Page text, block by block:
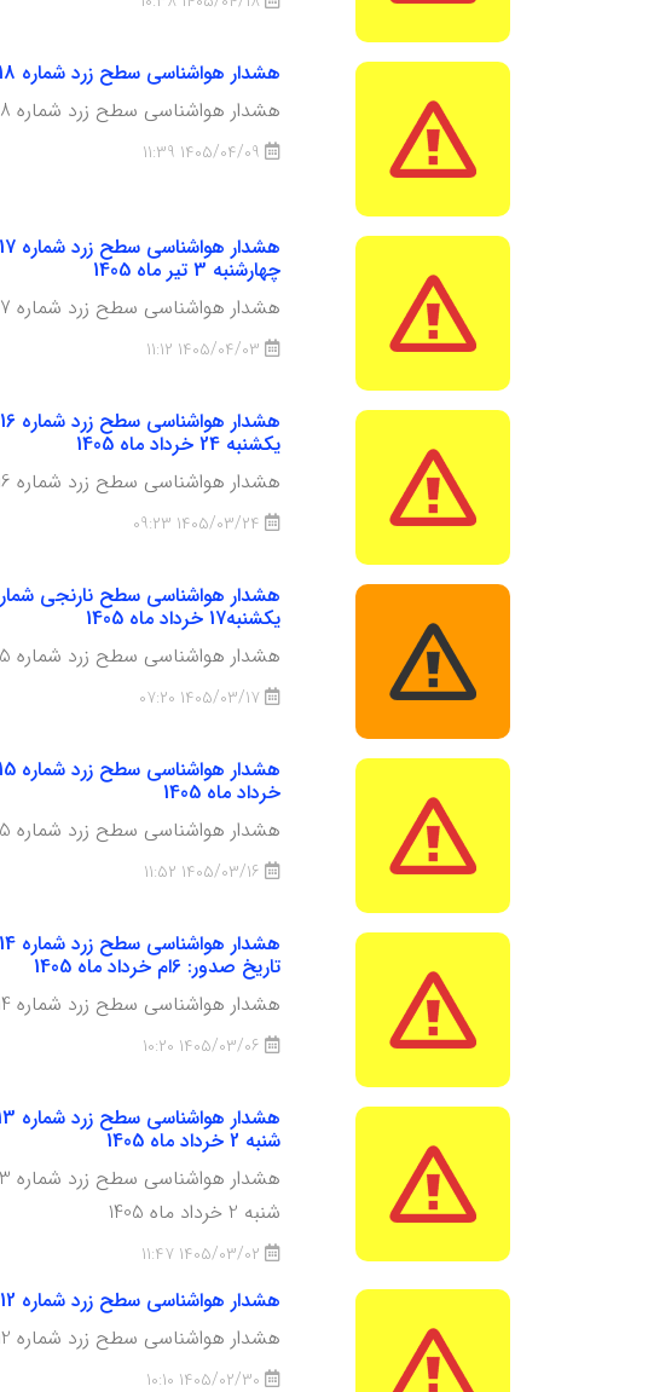
هشدار هواشناسی سطح زرد شماره 18. رخداد بارش های رگباری و نقطه ای در نواحی شمال شرق استان. تاریخ صدور 9ام تیرماه 1405
هشدار هواشناسی سطح زرد شماره 18. رخداد بارش های رگباری و نقطه ای در نواحی شمال شرق استان
چهارشنبه 3 تیر ماه 1405
هشدار هواشناسی سطح زرد شماره 17: وزش باد گاهی شدید، خیزش گردوخاک محلی و امکان انتقال گردوخاک مهاجر به استان
یکشنبه 24 خرداد ماه 1405
هشدار هواشناسی سطح زرد شماره 16: وزش باد گاهی شدید، خیزش گردوخاک محلی و امکان انتقال گردوخاک مهاجر به استان
یکشنبه17 خرداد ماه 1405
هشدار هواشناسی سطح زرد شماره 15: فعالیت سامانه بارشی، وزش باد گاهی شدید، امکان انتقال گردوخاک مهاجر به استان
خرداد ماه 1405
هشدار هواشناسی سطح زرد شماره 15: فعالیت سامانه بارشی، وزش باد گاهی شدید، امکان انتقال گردوخاک مهاجر به استان
تاریخ صدور: 6ام خرداد ماه 1405
هشدار هواشناسی سطح زرد شماره 14. وزش باد شدید، خیزش گردوخاک محلی و انتقال گردوخاک مهاجر، رخداد بارش های پراکنده و رگباری بهاره
شنبه 2 خرداد ماه 1405
شنبه 2 خرداد ماه 1405
هشدار هواشناسی سطح زرد شماره 12 : فعالیت سامانه بارشی، وزش باد شدید و گردوخاک؛ تاریخ صدور: چهارشنبه 30 اردیبهشت ماه 1405
هشدار هواشناسی سطح زرد شماره 12 : فعالیت سامانه بارشی، وزش باد شدید و گردوخاک